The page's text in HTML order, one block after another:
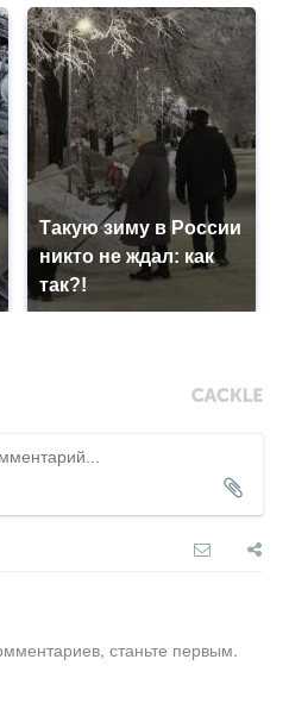
Такую зиму в России
никто не ждал: как
так?!
станьте первым.